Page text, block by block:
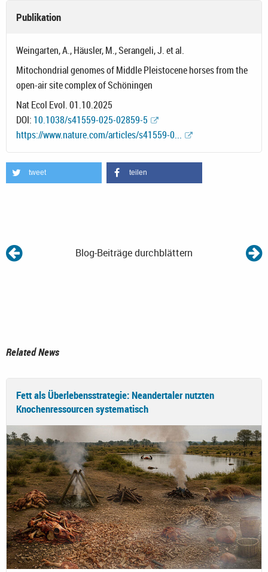
Publikation
Weingarten, A., Häusler, M., Serangeli, J. et al.
Mitochondrial genomes of Middle Pleistocene horses from the
open-air site complex of Schöningen
Nat Ecol Evol. 01.10.2025
DOI: 10.1038/s41559-025-02859-5
https://www.nature.com/articles/s41559-0...
tweet teilen
Blog-Beiträge durchblättern
Related News
Fett als Überlebensstrategie: Neandertaler nutzten
Knochenressourcen systematisch